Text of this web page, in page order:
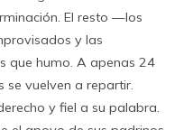
El resto —los
y las
que humo. A apenas 24
vuelven a repartir.
y fiel a su palabra.